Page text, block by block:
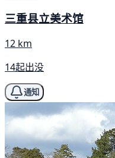
三重县立美术馆
12 km
14起出没
通知